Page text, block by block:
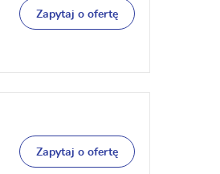
Zapytaj o ofertę
Zapytaj o ofertę